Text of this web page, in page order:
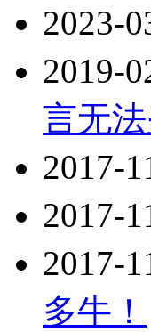
2023-
2019-
言无
2017-
2017-
2017-
多牛！